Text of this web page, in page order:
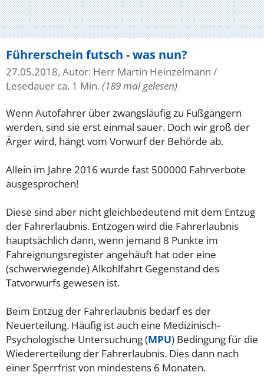
Führerschein futsch - was nun?
27.05.2018, Autor: Herr Martin Heinzelmann /
Lesedauer ca. 1 Min. (189 mal gelesen)
Wenn Autofahrer über zwangsläufig zu Fußgängern
werden, sind sie erst einmal sauer. Doch wir groß der
Ärger wird, hängt vom Vorwurf der Behörde ab.
Allein im Jahre 2016 wurde fast 500000 Fahrverbote
ausgesprochen!
Diese sind aber nicht gleichbedeutend mit dem Entzug
der Fahrerlaubnis. Entzogen wird die Fahrerlaubnis
hauptsächlich dann, wenn jemand 8 Punkte im
Fahreignungsregister angehäuft hat oder eine
(schwerwiegende) Alkohlfahrt Gegenstand des
Tatvorwurfs gewesen ist.
Beim Entzug der Fahrerlaubnis bedarf es der
Neuerteilung. Häufig ist auch eine Medizinisch-
Psychologische Untersuchung (MPU) Bedingung für die
Wiedererteilung der Fahrerlaubnis. Dies dann nach
einer Sperrfrist von mindestens 6 Monaten.